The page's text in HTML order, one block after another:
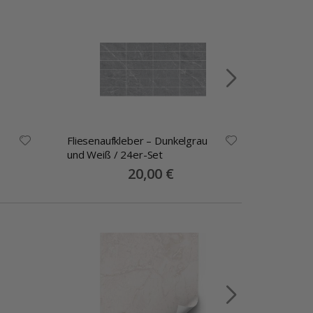
Fliesenaufkleber – Dunkelgrau
und Weiß / 24er-Set
Special
Price
20,00 €